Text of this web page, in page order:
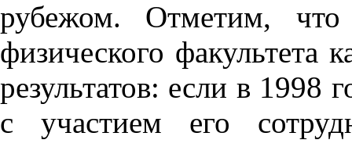
рубежом. Отметим,
физического факультета
результатов: если в 1998
с участием его